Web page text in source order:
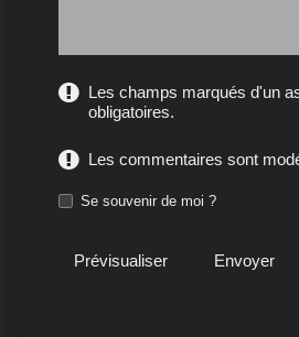
Les champs marqués d'un
obligatoires.
Les commentaires sont
Se souvenir de moi ?